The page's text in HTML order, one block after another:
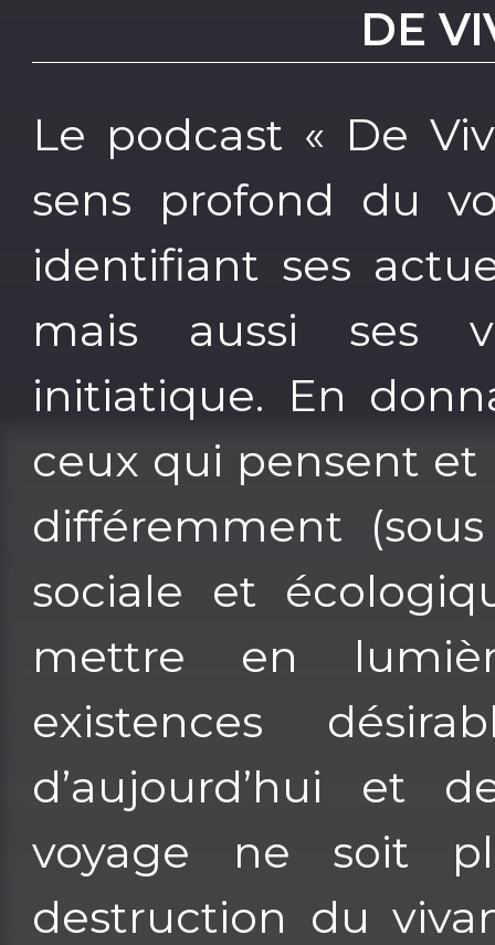
DE
Le podcast « De
sens profond du
identifiant ses
mais aussi ses
initiatique. En
ceux qui pensent
différemment
sociale et
mettre en
existences
d’aujourd’hui et
voyage ne soit
destruction du